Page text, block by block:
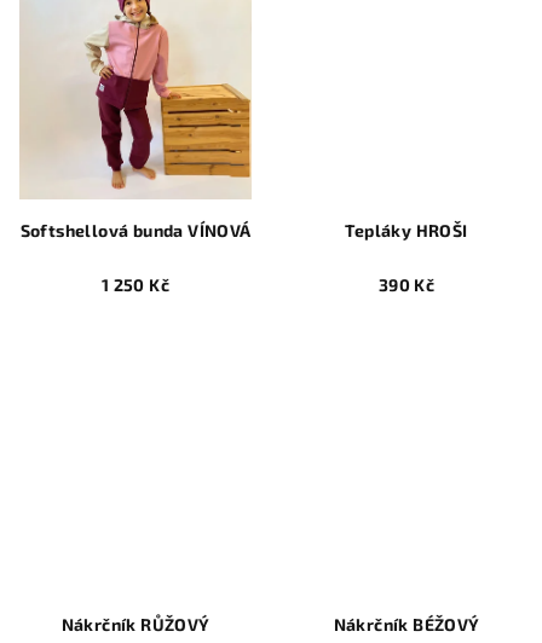
Softshellová bunda VÍNOVÁ
1 250 Kč
Tepláky HROŠI
390 Kč
Nákrčník RŮŽOVÝ Nákrčník BÉŽOVÝ